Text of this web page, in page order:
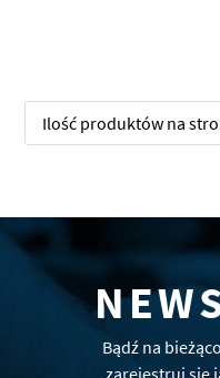
Ilość produktów na
Bądź na
zarejestruj się